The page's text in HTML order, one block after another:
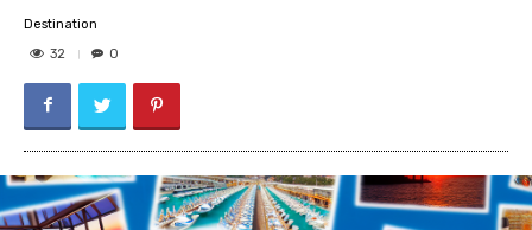
Destination
32
0